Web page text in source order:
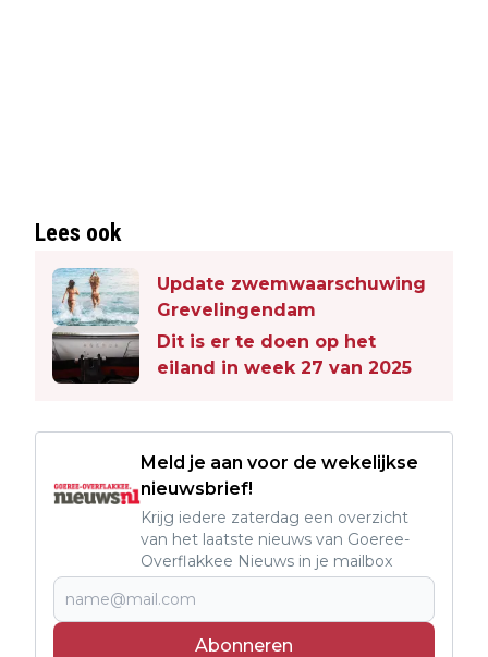
Lees ook
Update zwemwaarschuwing
Grevelingendam
Dit is er te doen op het
eiland in week 27 van 2025
Meld je aan voor de wekelijkse
nieuwsbrief!
Krijg iedere zaterdag een overzicht
van het laatste nieuws van Goeree-
Overflakkee Nieuws in je mailbox
Abonneren